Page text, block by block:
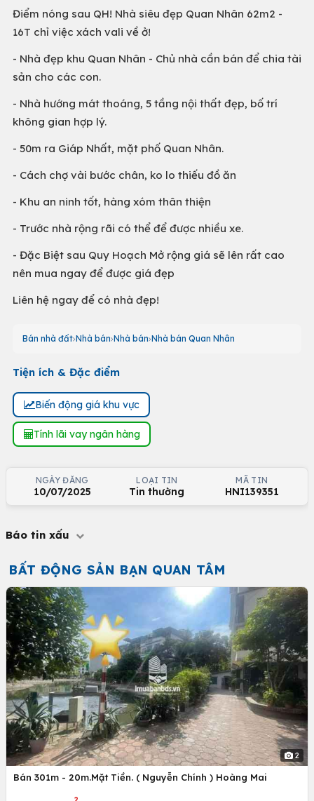
Điểm nóng sau QH! Nhà siêu đẹp Quan Nhân 62m2 -
16T chỉ việc xách vali về ở!
- Nhà đẹp khu Quan Nhân - Chủ nhà cần bán để chia tài
sản cho các con.
- Nhà hướng mát thoáng, 5 tầng nội thất đẹp, bố trí
không gian hợp lý.
- 50m ra Giáp Nhất, mặt phố Quan Nhân.
- Cách chợ vài bước chân, ko lo thiếu đồ ăn
- Khu an ninh tốt, hàng xóm thân thiện
- Trước nhà rộng rãi có thể để được nhiều xe.
- Đặc Biệt sau Quy Hoạch Mở rộng giá sẽ lên rất cao
nên mua ngay để được giá đẹp
Liên hệ ngay để có nhà đẹp!
Bán nhà đất Nhà bán Nhà bán Nhà bán Quan Nhân
Tiện ích & Đặc điểm
Biến động giá khu vực
Tính lãi vay ngân hàng
NGÀY ĐĂNG
10/07/2025
LOẠI TIN
Tin thường
MÃ TIN
HNI139351
Báo tin xấu
BẤT ĐỘNG SẢN BẠN QUAN TÂM
2
Bán 301m - 20m.Mặt Tiền. ( Nguyễn Chính ) Hoàng Mai